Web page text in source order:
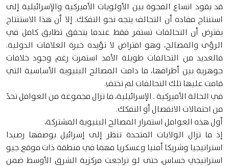
قد يقود اتساع الفجوة بين الأولويات الأميركية والإسرائيلية إلى
استنتاج مفاده أن التحالف يتجه نحو التفكك. إلا أن هذا الاستنتاج
يفترض أن التحالفات تستمر فقط عندما يتحقق تطابق كامل في
الرؤى والمصالح، وهو افتراض لا تؤيده خبرة العلاقات الدولية.
فالعديد من التحالفات طويلة الأمد استمرت رغم وجود خلافات
جوهرية بين أطرافها، ما دامت المصالح البنيوية الأساسية التي
قامت عليها تلك التحالفات لم تختفِ.
في الحالة الأميركية ـ الإسرائيلية، ما تزال مجموعة من العوامل تحدّ
من احتمالات الانفصال أو التفكك.
أول هذه العوامل استمرار المصالح البنيوية المشتركة،
إذ ما تزال الولايات المتحدة تنظر إلى إسرائيل بوصفها رصيدا
استراتيجيا وشريكا أمنيا وعسكريا مهما في منطقة ذات موقع جيو
استراتيجي حساس، حتى لو تراجعت مركزية الشرق الأوسط ضمن